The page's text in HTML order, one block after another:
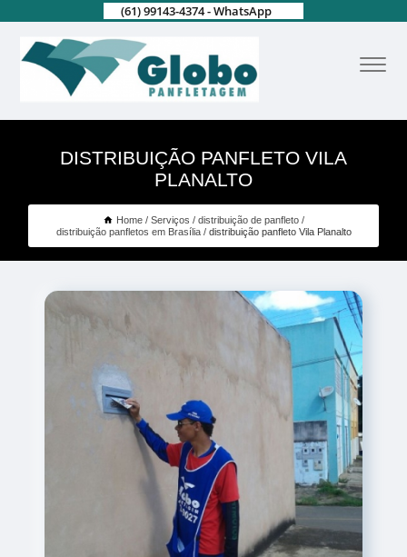
(61) 99143-4374 - WhatsApp
DISTRIBUIÇÃO PANFLETO VILA
PLANALTO
Home Serviços
distribuição de panfleto
distribuição panfletos em Brasília
distribuição panfleto Vila Planalto